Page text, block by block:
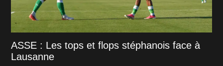
ASSE : Les tops et flops stéphanois face à
Lausanne